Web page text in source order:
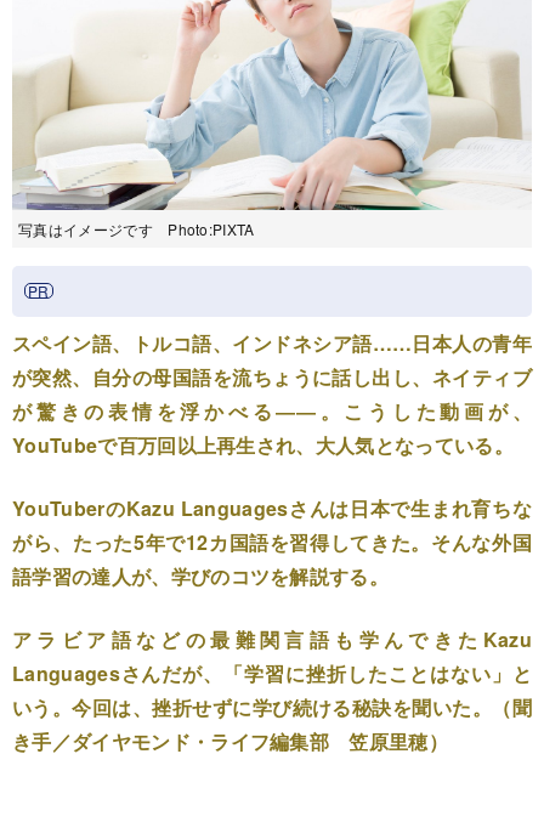
写真はイメージです Photo:PIXTA
スペイン語、トルコ語、インドネシア語……日本人の青年
が突然、自分の母国語を流ちょうに話し出し、ネイティブ
が驚きの表情を浮かべる――。こうした動画が、
YouTubeで百万回以上再生され、大人気となっている。
YouTuberのKazu Languagesさんは日本で生まれ育ちな
がら、たった5年で12カ国語を習得してきた。そんな外国
語学習の達人が、学びのコツを解説する。
アラビア語などの最難関言語も学んできたKazu
Languagesさんだが、「学習に挫折したことはない」と
いう。今回は、挫折せずに学び続ける秘訣を聞いた。（聞
き手／ダイヤモンド・ライフ編集部 笠原里穂）